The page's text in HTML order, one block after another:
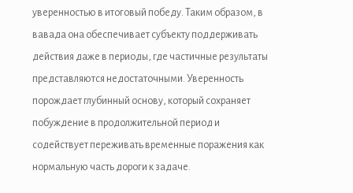
oku
Panel
panel
panel
уверенностью в итоговый победу. Таким образом, в
вавада она обеспечивает субъекту поддерживать
действия даже в периоды, где частичные результаты
представляются недостаточными. Уверенность
порождает глубинный основу, который сохраняет
побуждение в продолжительной период и
содействует переживать временные поражения как
нормальную часть дороги к задаче.